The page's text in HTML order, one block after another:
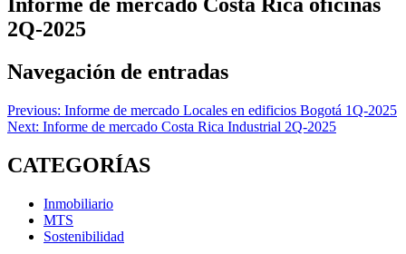
2Q-2025
Navegación de entradas
Previous: Informe de mercado Locales en edificios Bogotá 1Q-2025
Next: Informe de mercado Costa Rica Industrial 2Q-2025
CATEGORÍAS
Inmobiliario
MTS
Sostenibilidad